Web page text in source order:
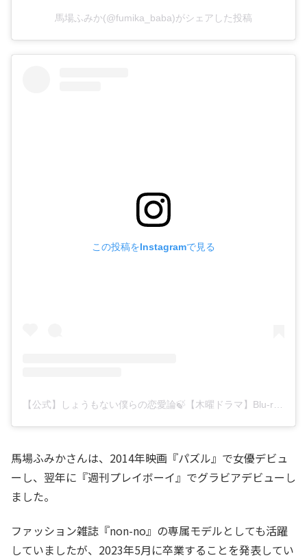
馬場ふみか(@fumika_baba)がシェアした投稿
この投稿をInstagramで見る
【公式】しょうもない僕らの恋愛論🍃【木曜ドラマ】Blu-ray＆DVD-BOX2023年10月4日発売💿(@renairon_ytv)がシェアした投稿
馬場ふみかさんは、2014年映画『パズル』で女優デビュ
ーし、翌年に『週刊プレイボーイ』でグラビアデビューし
ました。
ファッション雑誌『non-no』の専属モデルとしても活躍
していましたが、2023年5月に卒業することを発表してい